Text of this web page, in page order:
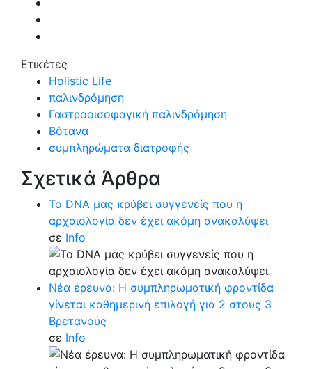
Ετικέτες
Holistic Life
παλινδρόμηση
Γαστροοισοφαγική παλινδρόμηση
Βότανα
συμπληρώματα διατροφής
Σχετικά Άρθρα
Το DNA μας κρύβει συγγενείς που η
αρχαιολογία δεν έχει ακόμη ανακαλύψει
σε Info
Νέα έρευνα: Η συμπληρωματική φροντίδα
γίνεται καθημερινή επιλογή για 2 στους 3
Βρετανούς
σε Info